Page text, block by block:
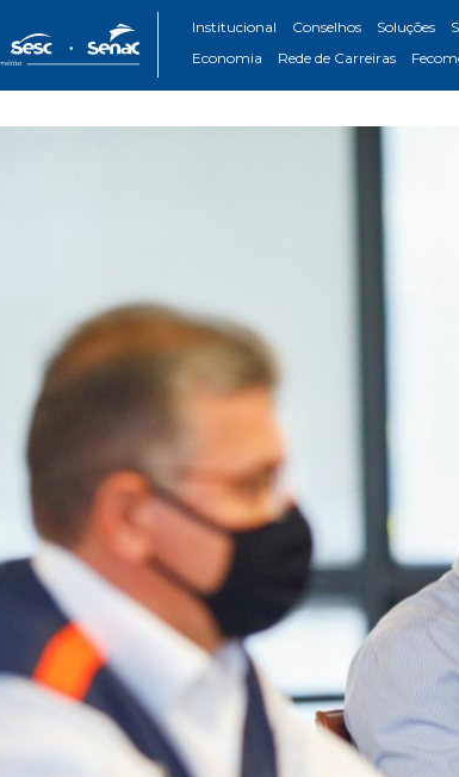
Institucional Conselhos Soluções
Economia
Rede de Carreiras